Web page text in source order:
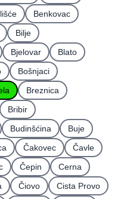
Benkovac
Bilje
Bjelovar
Blato
Bošnjaci
Breznica
Bribir
Budinšćina
Buje
Čakovec
Čavle
Čepin
Cerna
Čiovo
Cista Provo